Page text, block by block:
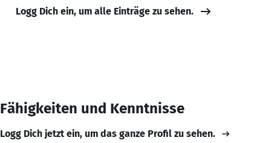
Logg Dich ein, um alle Einträge zu sehen.
Fähigkeiten und Kenntnisse
Logg Dich jetzt ein, um das ganze Profil zu sehen.